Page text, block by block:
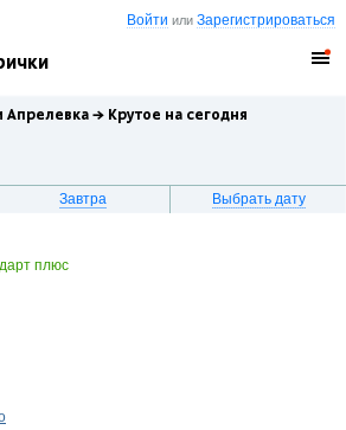
Войти илиЗарегистрироваться
Апрелевка → Крутое на сегодня
Завтра Выбрать дату
плюс